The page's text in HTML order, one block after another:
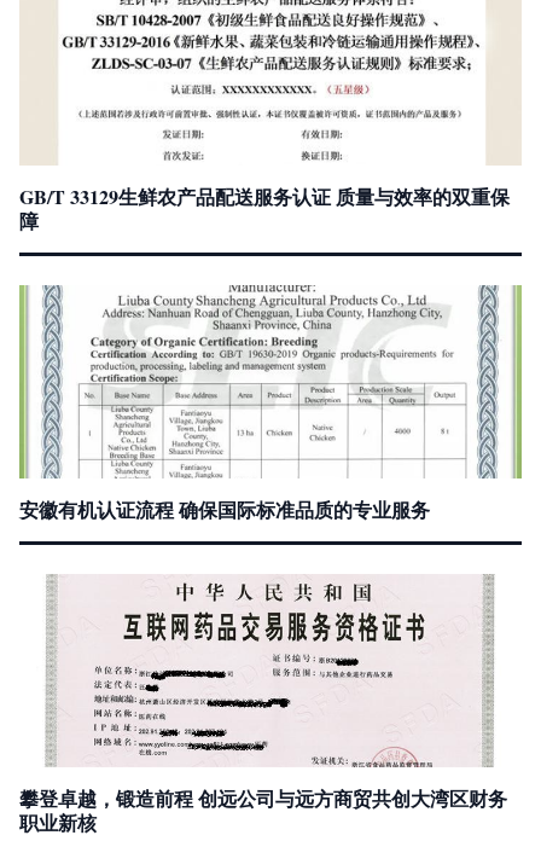
GB/T 33129生鲜农产品配送服务认证 质量与效率的双重保
障
安徽有机认证流程 确保国际标准品质的专业服务
攀登卓越，锻造前程 创远公司与远方商贸共创大湾区财务
职业新核